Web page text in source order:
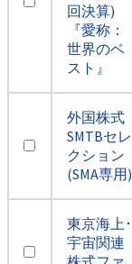
回決算)
『愛称：
世界のベ
スト』
外国株式
SMTBセレ
クション
(SMA専用)
東京海上･
宇宙関連